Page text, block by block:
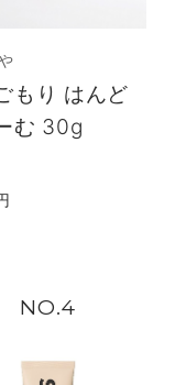
もり はんど
む 30g
4